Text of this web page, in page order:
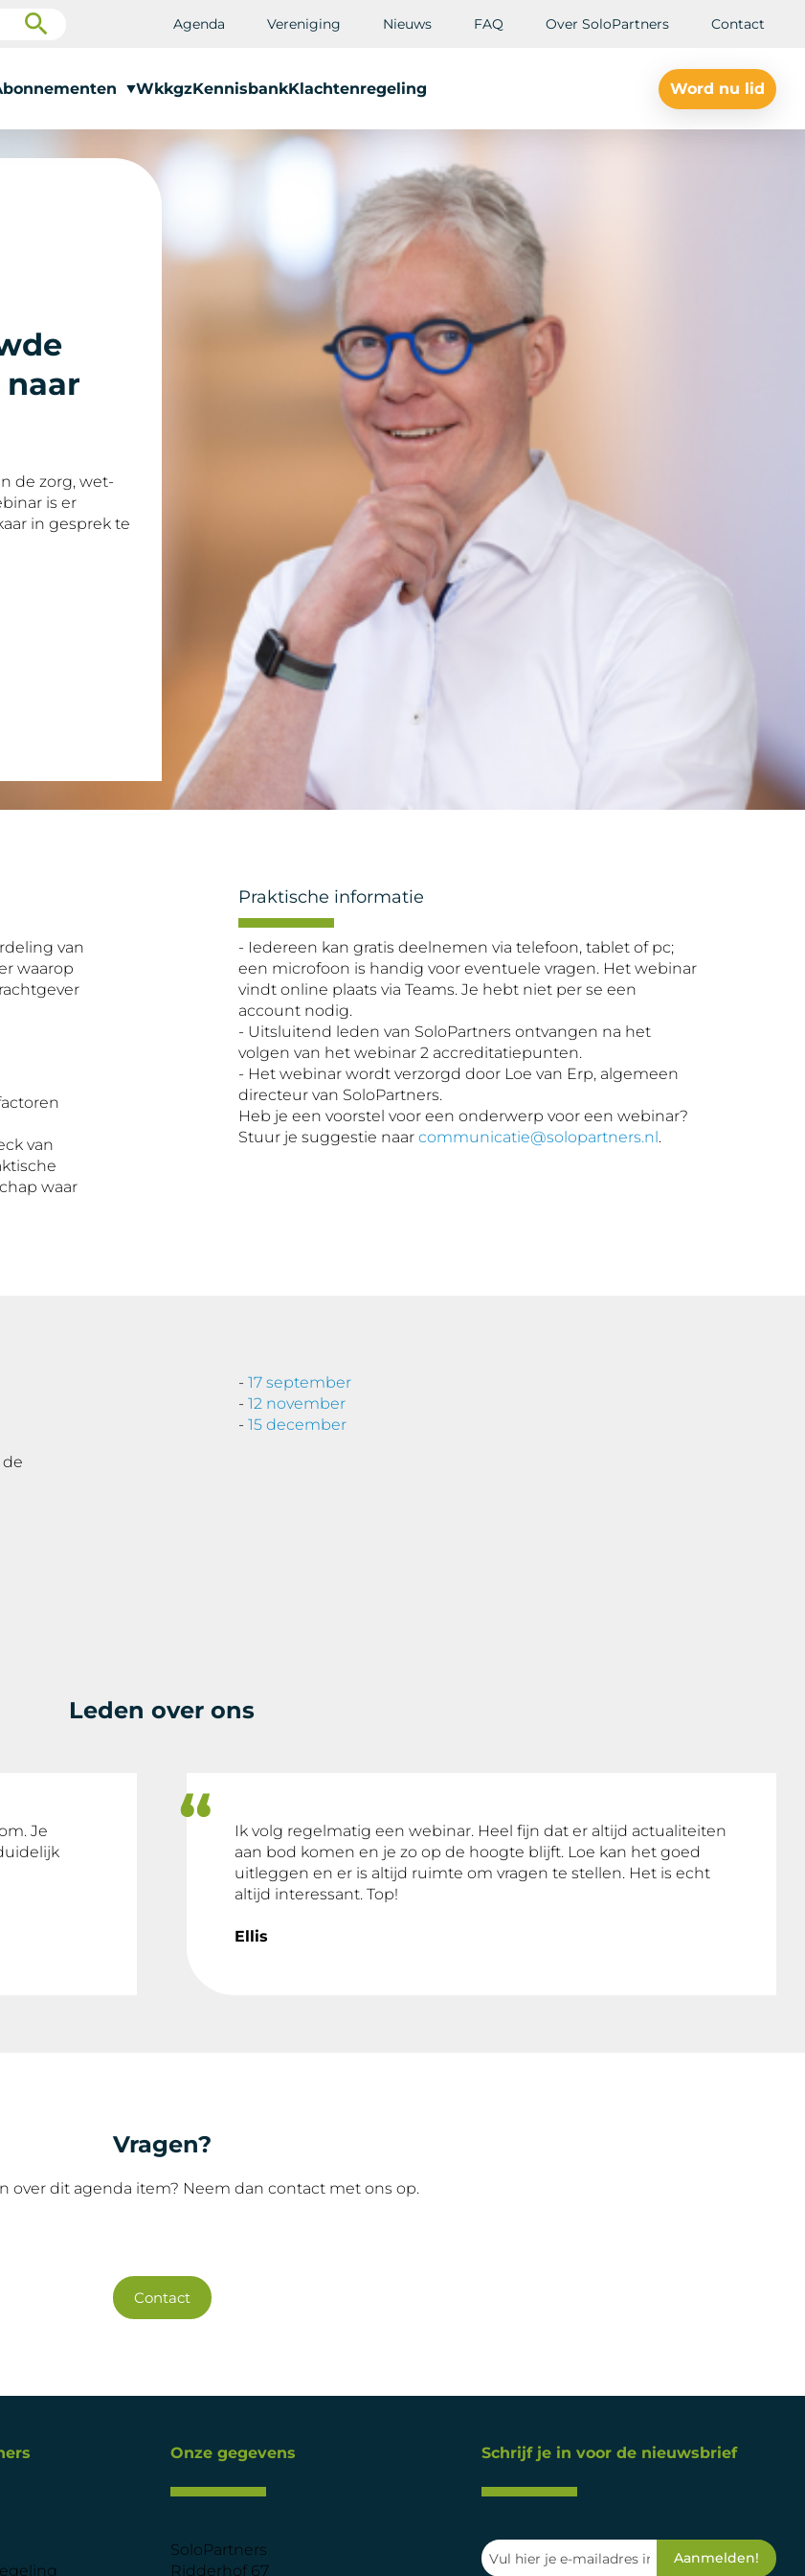
Agenda Vereniging Nieuws FAQ Over SoloPartners Contact
WkkgzKennisbankKlachtenregeling Word nu lid
de zorg, wet-
is er
in gesprek te
van
waarop
van
waar
Praktische informatie
- Iedereen kan gratis deelnemen via telefoon, tablet of pc;
een microfoon is handig voor eventuele vragen. Het webinar
vindt online plaats via Teams. Je hebt niet per se een
account nodig.
- Uitsluitend leden van SoloPartners ontvangen na het
volgen van het webinar 2 accreditatiepunten.
- Het webinar wordt verzorgd door Loe van Erp, algemeen
directeur van SoloPartners.
Heb je een voorstel voor een onderwerp voor een webinar?
Stuur je suggestie naar communicatie@solopartners.nl.
- 17 september
- 12 november
- 15 december
Leden over ons
Je
Ik volg regelmatig een webinar. Heel fijn dat er altijd actualiteiten
aan bod komen en je zo op de hoogte blijft. Loe kan het goed
uitleggen en er is altijd ruimte om vragen te stellen. Het is echt
altijd interessant. Top!
Ellis
Vragen?
over dit agenda item? Neem dan contact met ons op.
Contact
Onze gegevens
SoloPartners
Ridderhof 67
Schrijf je in voor de nieuwsbrief